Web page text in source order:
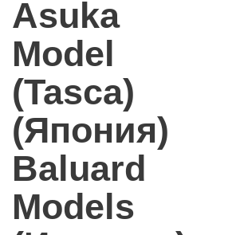
Asuka
Model
(Tasca)
(Япония)
Baluard
Models